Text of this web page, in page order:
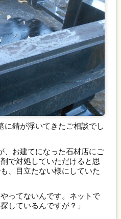
に錆が浮いてきたご相談でし
、お建てになった石材店にご
で対処していただけると思
、目立たない様にしていた
ってないんです。ネットで
しているんですが？」